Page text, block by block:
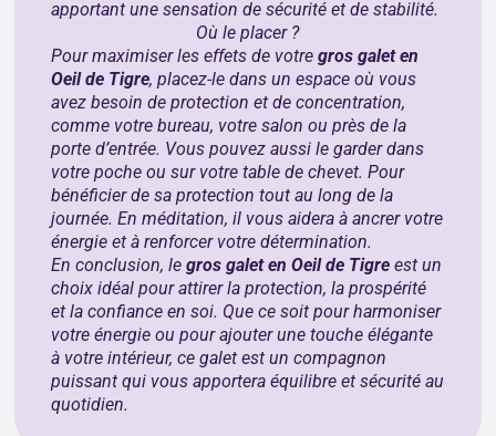
apportant une sensation de sécurité et de stabilité.
Où le placer ?
Pour maximiser les effets de votregros galet en
Oeil de Tigre, placez-le dans un espace où vous
avez besoin de protection et de concentration,
comme votre bureau, votre salon ou près de la
porte d’entrée. Vous pouvez aussi le garder dans
votre poche ou sur votre table de chevet. Pour
bénéficier de sa protection tout au long de la
journée. En méditation, il vous aidera à ancrer votre
énergie et à renforcer votre détermination.
En conclusion, legros galet en Oeil de Tigre est un
choix idéal pour attirer la protection, la prospérité
et la confiance en soi. Que ce soit pour harmoniser
votre énergie ou pour ajouter une touche élégante
à votre intérieur, ce galet est un compagnon
puissant qui vous apportera équilibre et sécurité au
quotidien.